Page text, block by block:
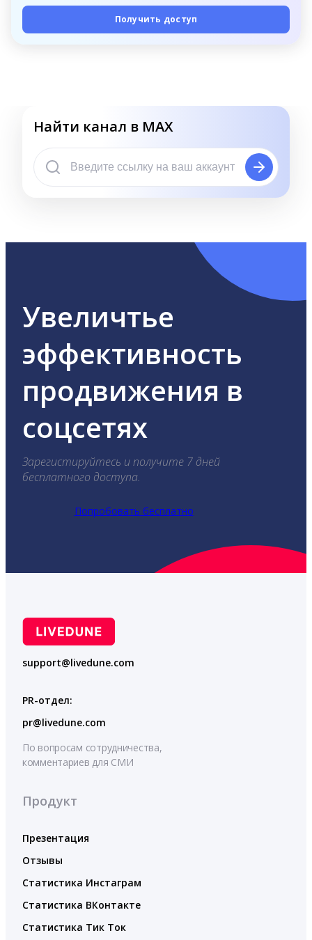
Получить доступ
Найти канал в MAX
Увеличтье
эффективность
продвижения в
соцсетях
Зарегистируйтесь и получите 7 дней
бесплатного доступа.
Попробовать бесплатно
support@livedune.com
PR-отдел:
pr@livedune.com
По вопросам сотрудничества,
комментариев для СМИ
Продукт
Презентация
Отзывы
Статистика Инстаграм
Статистика ВКонтакте
Статистика Тик Ток